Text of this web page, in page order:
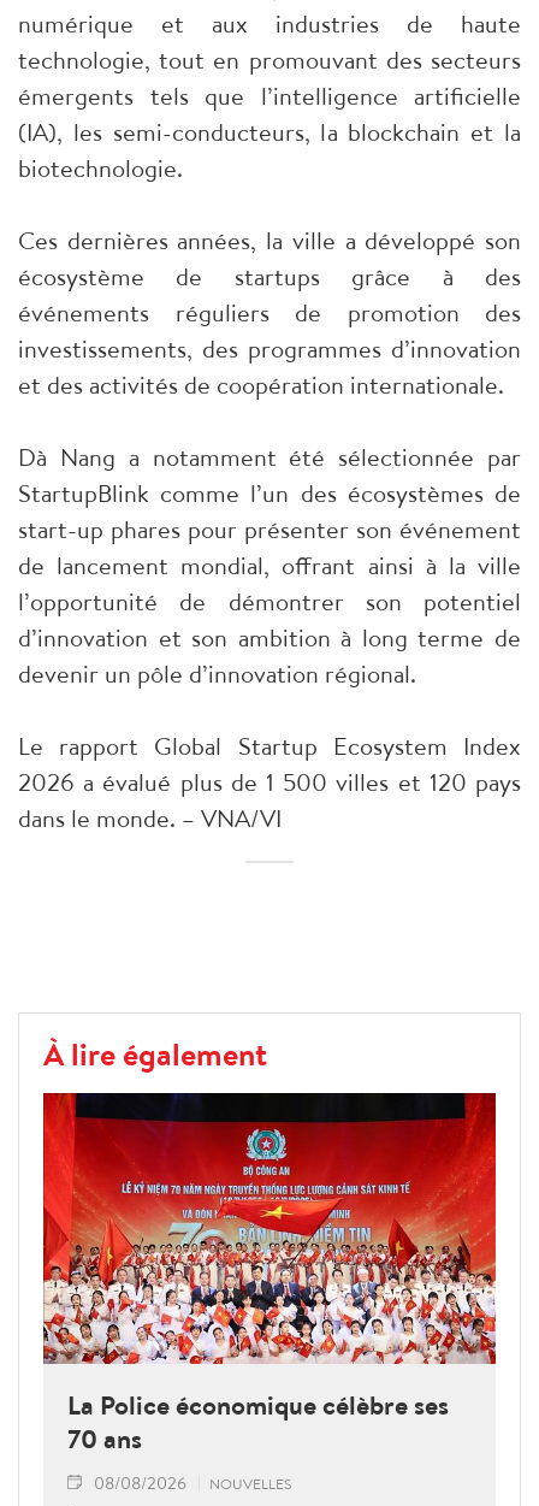
numérique et aux industries de haute
technologie, tout en promouvant des secteurs
émergents tels que l’intelligence artificielle
(IA), les semi-conducteurs, la blockchain et la
biotechnologie.
Ces dernières années, la ville a développé son
écosystème de startups grâce à des
événements réguliers de promotion des
investissements, des programmes d’innovation
et des activités de coopération internationale.
Dà Nang a notamment été sélectionnée par
StartupBlink comme l’un des écosystèmes de
start-up phares pour présenter son événement
de lancement mondial, offrant ainsi à la ville
l’opportunité de démontrer son potentiel
d’innovation et son ambition à long terme de
devenir un pôle d’innovation régional.
Le rapport Global Startup Ecosystem Index
2026 a évalué plus de 1 500 villes et 120 pays
dans le monde. – VNA/VI
À lire également
La Police économique célèbre ses
70 ans
08/08/2026 NOUVELLES